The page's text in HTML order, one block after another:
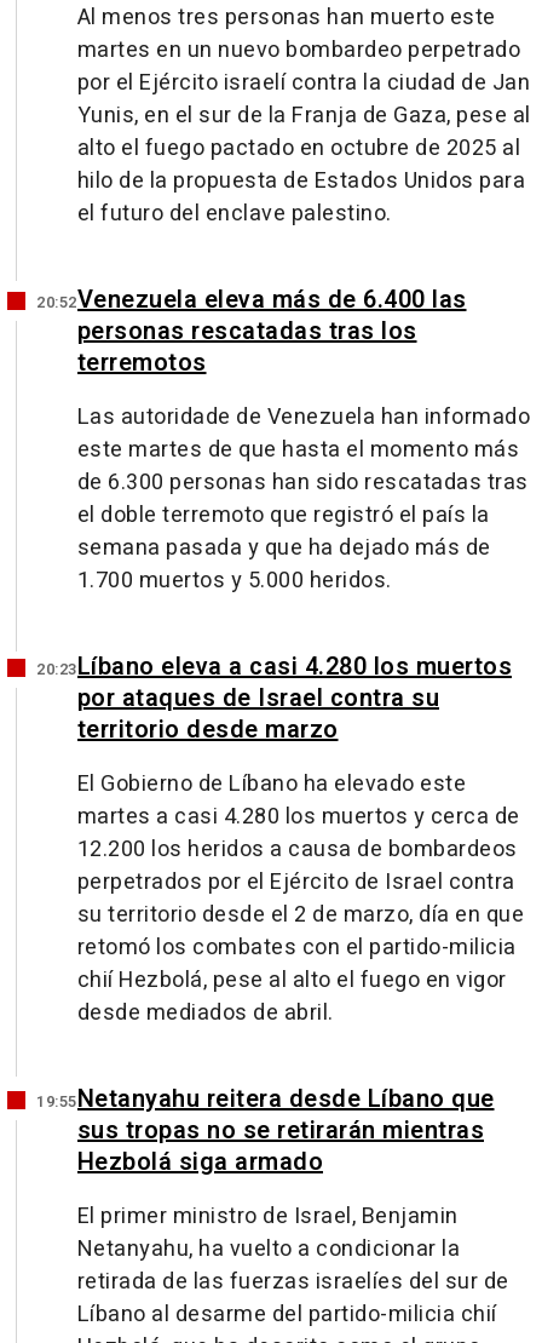
Al menos tres personas han muerto este
martes en un nuevo bombardeo perpetrado
por el Ejército israelí contra la ciudad de Jan
Yunis, en el sur de la Franja de Gaza, pese al
alto el fuego pactado en octubre de 2025 al
hilo de la propuesta de Estados Unidos para
el futuro del enclave palestino.
20:52Venezuela eleva más de 6.400 las
personas rescatadas tras los
terremotos
Las autoridade de Venezuela han informado
este martes de que hasta el momento más
de 6.300 personas han sido rescatadas tras
el doble terremoto que registró el país la
semana pasada y que ha dejado más de
1.700 muertos y 5.000 heridos.
20:23Líbano eleva a casi 4.280 los muertos
por ataques de Israel contra su
territorio desde marzo
El Gobierno de Líbano ha elevado este
martes a casi 4.280 los muertos y cerca de
12.200 los heridos a causa de bombardeos
perpetrados por el Ejército de Israel contra
su territorio desde el 2 de marzo, día en que
retomó los combates con el partido-milicia
chií Hezbolá, pese al alto el fuego en vigor
desde mediados de abril.
19:55Netanyahu reitera desde Líbano que
sus tropas no se retirarán mientras
Hezbolá siga armado
El primer ministro de Israel, Benjamin
Netanyahu, ha vuelto a condicionar la
retirada de las fuerzas israelíes del sur de
Líbano al desarme del partido-milicia chií